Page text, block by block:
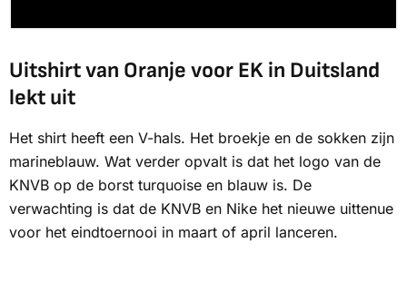
Uitshirt van Oranje voor EK in Duitsland
lekt uit
Het shirt heeft een V-hals. Het broekje en de sokken zijn
marineblauw. Wat verder opvalt is dat het logo van de
KNVB op de borst turquoise en blauw is. De
verwachting is dat de KNVB en Nike het nieuwe uittenue
voor het eindtoernooi in maart of april lanceren.